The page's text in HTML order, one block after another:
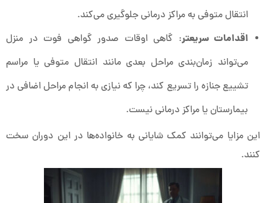
انتقال متوفی به مراکز درمانی جلوگیری می‌کند.
اقدامات سریعتر: گاهی اوقات صدور گواهی فوت در منزل
می‌تواند زمان‌بندی مراحل بعدی مانند انتقال متوفی یا مراسم
تشییع جنازه را تسریع کند، چرا که نیازی به انجام مراحل اضافی در
بیمارستان یا مراکز درمانی نیست.
این مزایا می‌توانند کمک شایانی به خانواده‌ها در این دوران سخت
کنند.